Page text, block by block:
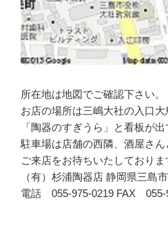
所在地は地図でご確認下さい。
お店の場所は三嶋大社の入口大
「陶器のすぎうら」と看板が出
駐車場は店舗の西隣、酒屋さん
ご来店をお待ちいたしておりま
（有）杉浦陶器店 静岡県三島
電話 055-975-0219 FAX 055-